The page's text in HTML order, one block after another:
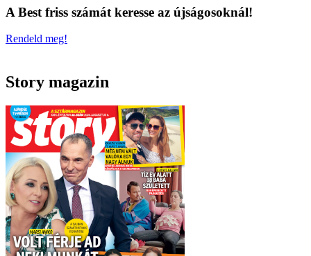
A Best friss számát keresse az újságosoknál!
Rendeld meg!
Story magazin